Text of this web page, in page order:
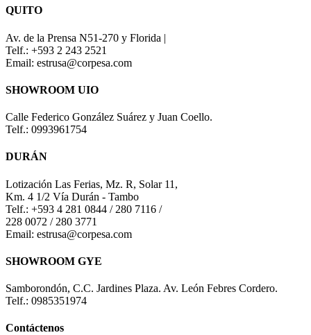
QUITO
Av. de la Prensa N51-270 y Florida |
Telf.: +593 2 243 2521
Email: estrusa@corpesa.com
SHOWROOM UIO
Calle Federico González Suárez y Juan Coello.
Telf.: 0993961754
DURÁN
Lotización Las Ferias, Mz. R, Solar 11,
Km. 4 1/2 Vía Durán - Tambo
Telf.: +593 4 281 0844 / 280 7116 /
228 0072 / 280 3771
Email: estrusa@corpesa.com
SHOWROOM GYE
Samborondón, C.C. Jardines Plaza. Av. León Febres Cordero.
Telf.: 0985351974
Contáctenos